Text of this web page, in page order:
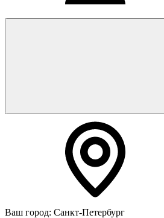
Ваш город: Санкт-Петербург